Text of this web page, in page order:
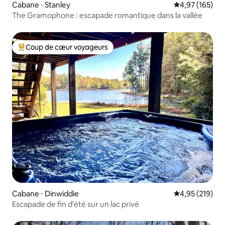
Cabane ⋅ Stanley Évaluation
4,97 (165)
The Gramophone : escapade romantique dans la vallée
Coups de cœur voyageurs les plus appréciés
Coup de cœur voyageurs
Cabane ⋅ Dinwiddie Évaluation
4,95 (219)
Escapade de fin d'été sur un lac privé